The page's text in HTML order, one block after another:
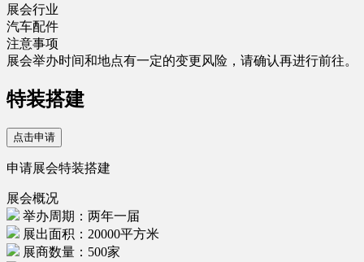
展会行业
汽车配件
注意事项
展会举办时间和地点有一定的变更风险，请确认再进行前往。
特装搭建
点击申请
申请展会特装搭建
展会概况
举办周期：两年一届
展出面积：20000平方米
展商数量：500家